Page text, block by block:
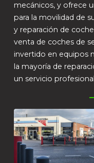
mecánicos, y ofrece
para la movilidad de
y reparación de
venta de coches de
invertido en equipos
la mayoría de
un servicio